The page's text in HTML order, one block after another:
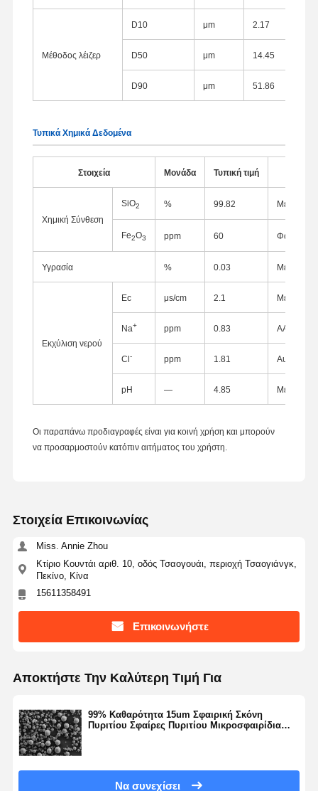
Αρχική
Προϊόντα
Σχετικά Με
Γύρος
Ποιοτικός
Επαφή
Μικροσφαίρες μονοδιασποράς πυριτίου
Σφαιρική σκόνη πυριτίου
Τετηγμένη σκόνη πυριτίου
Σκόνη Nano Silica
σφαιρική σκόνη αλουμινίου
Μέθοδος λέιζερ
D10 μm 2.17
D50 μm 14.45
D90 μm 51.86
Τυπικά Χημικά Δεδομένα
Στοιχεία Μονάδα Τυπική τιμή
Χημική Σύνθεση
SiO2 % 99.82 Μέθοδος
Fe2O3 ppm 60
Υγρασία % 0.03 Μέθοδος
Εκχύλιση νερού
Ec μs/cm 2.1 Μετρητής
Na+ ppm 0.83 AAS
Cl- ppm 1.81
pH — 4.85 Μετρητής
Οι παραπάνω προδιαγραφές είναι για κοινή χρήση και μπορούν
να προσαρμοστούν κατόπιν αιτήματος του χρήστη.
Στοιχεία Επικοινωνίας
Miss. Annie Zhou
Κτίριο Κουντάι αριθ. 10, οδός Τσαογουάι, περιοχή Τσαογιάνγκ,
Πεκίνο, Κίνα
15611358491
Επικοινωνήστε
Αποκτήστε Την Καλύτερη Τιμή Για
99% Καθαρότητα 15um Σφαιρική Σκόνη
Πυριτίου Σφαίρες Πυριτίου Μικροσφαιρίδια
Να συνεχίσει